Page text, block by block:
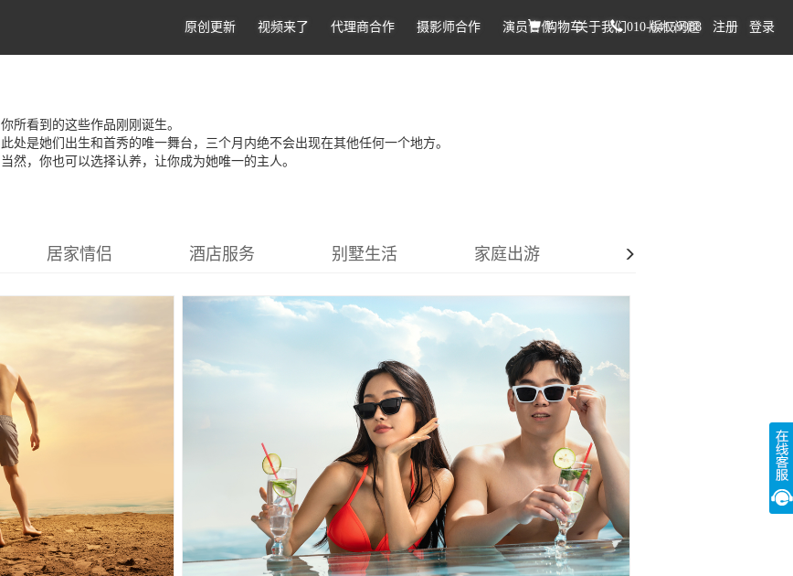
原创更新 视频来了 代理商合作 摄影师合作 演员合作 关于我们 版权问题
购物车 010-64159988 注册 登录
你所看到的这些作品刚刚诞生。
此处是她们出生和首秀的唯一舞台，三个月内绝不会出现在其他任何一个地方。
当然，你也可以选择认养，让你成为她唯一的主人。
居家情侣 酒店服务 别墅生活 家庭出游 奥运人文